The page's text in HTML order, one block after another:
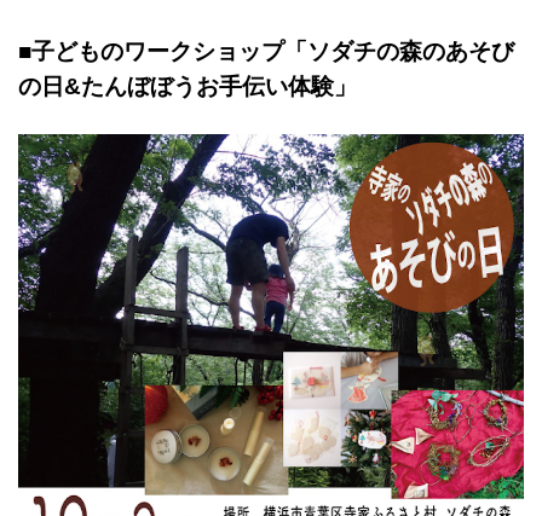
■子どものワークショップ「ソダチの森のあそび
の日&たんぼぼうお手伝い体験」